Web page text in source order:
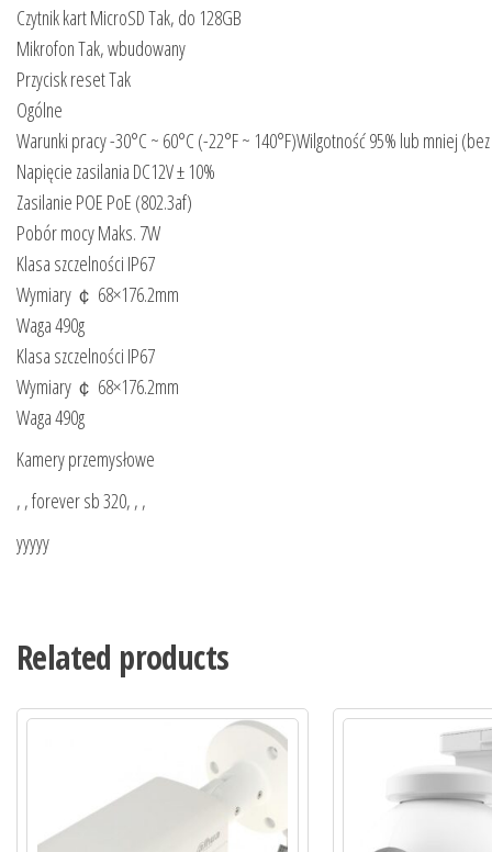
Czytnik kart MicroSD Tak, do 128GB
Mikrofon Tak, wbudowany
Przycisk reset Tak
Ogólne
Warunki pracy -30°C ~ 60°C (-22°F ~ 140°F)Wilgotność 95% lub mniej
Napięcie zasilania DC12V ± 10%
Zasilanie POE PoE (802.3af)
Pobór mocy Maks. 7W
Klasa szczelności IP67
Wymiary ￠ 68×176.2mm
Waga 490g
Klasa szczelności IP67
Wymiary ￠ 68×176.2mm
Waga 490g
Kamery przemysłowe
, , forever sb 320, , ,
yyyyy
Related products